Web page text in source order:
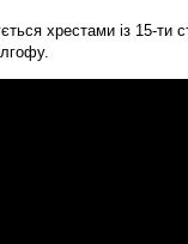
хрестами із 15-ти